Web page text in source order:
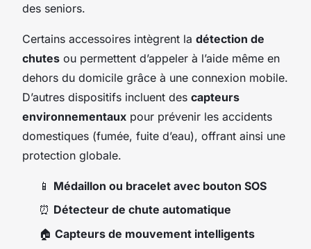
des seniors.
Certains accessoires intègrent la détection de
chutes ou permettent d’appeler à l’aide même en
dehors du domicile grâce à une connexion mobile.
D’autres dispositifs incluent des capteurs
environnementaux pour prévenir les accidents
domestiques (fumée, fuite d’eau), offrant ainsi une
protection globale.
📱 Médaillon ou bracelet avec bouton SOS
⏰ Détecteur de chute automatique
🏠 Capteurs de mouvement intelligents